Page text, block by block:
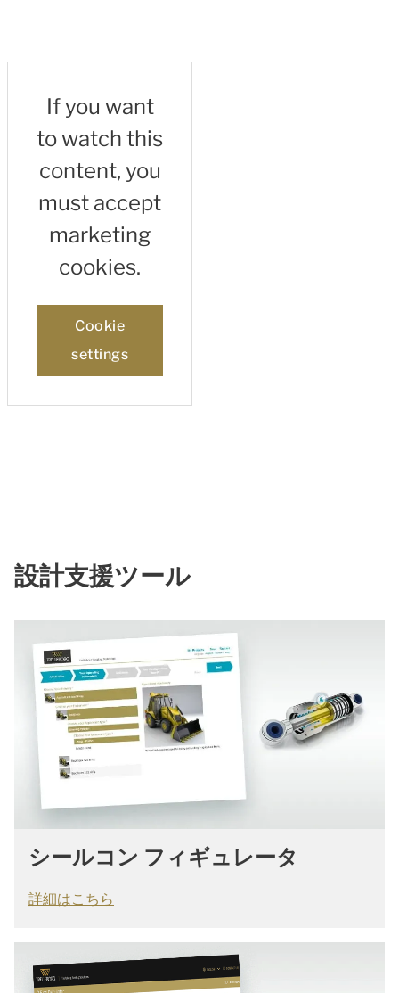
If you want
to watch this
content, you
must accept
marketing
cookies.
Cookie
settings
設計支援ツール
シールコン フィギュレータ
詳細はこちら